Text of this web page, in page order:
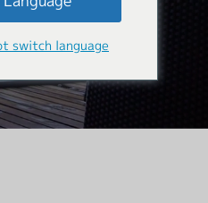
ビス
switch language